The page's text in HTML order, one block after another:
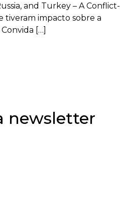
and Turkey – A Conflict-
tiveram impacto sobre a
[…]
newsletter